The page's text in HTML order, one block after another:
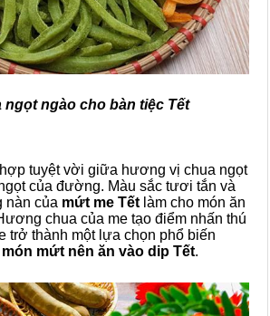
ngọt ngào cho bàn tiệc Tết
tuyệt vời giữa hương vị chua ngọt
của đường. Màu sắc tươi tắn và
nàn của mứt me Tết làm cho món ăn
chua của me tạo điểm nhấn thú
trở thành một lựa chọn phổ biến
mứt nên ăn vào dip Tết.